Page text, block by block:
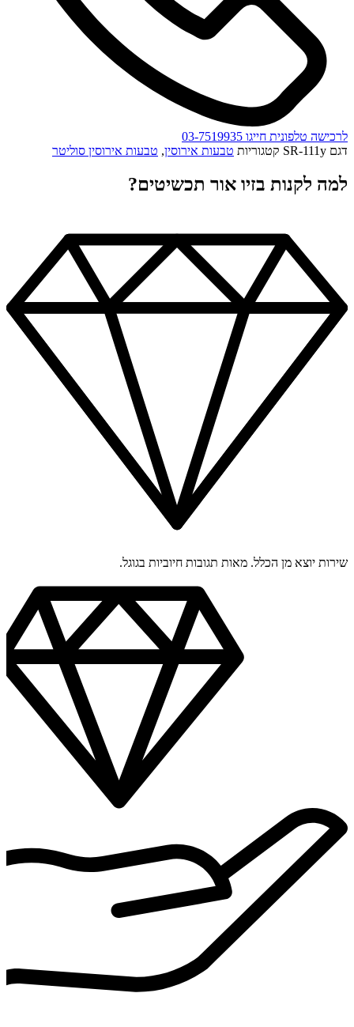
לרכישה טלפונית חייגו 03-7519935
דגם SR-111y קטגוריות טבעות אירוסין, טבעות אירוסין סוליטר
למה לקנות בזיו אור תכשיטים?
שירות יוצא מן הכלל. מאות תגובות חיוביות בגוגל.